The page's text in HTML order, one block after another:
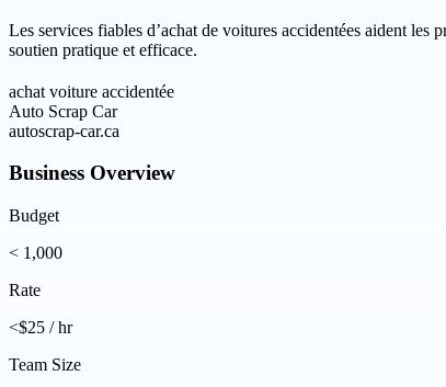
Les services fiables d’achat de voitures accidentées aident
soutien pratique et efficace.
achat voiture accidentée
Auto Scrap Car
autoscrap-car.ca
Business Overview
Budget
< 1,000
Rate
<$25 / hr
Team Size